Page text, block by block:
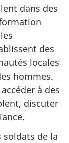
dans des
des
locales
hommes.
à des
discuter
soldats de la